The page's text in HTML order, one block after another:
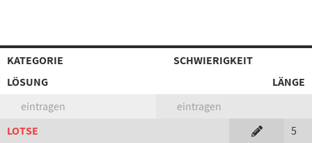
KATEGORIE
SCHWIERIGKEIT
LÖSUNG
LÄNGE
eintragen
eintragen
LOTSE
5